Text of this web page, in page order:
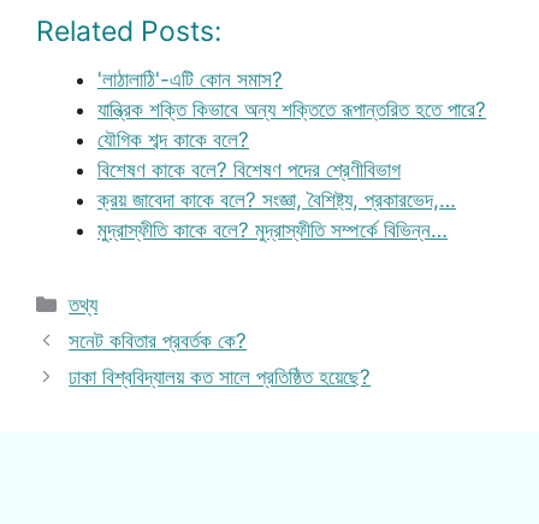
Related Posts:
'লাঠালাঠি'-এটি কোন সমাস?
যান্ত্রিক শক্তি কিভাবে অন্য শক্তিতে রূপান্তরিত হতে পারে?
যৌগিক শব্দ কাকে বলে?
বিশেষণ কাকে বলে? বিশেষণ পদের শ্রেণীবিভাগ
ক্রয় জাবেদা কাকে বলে? সংজ্ঞা, বৈশিষ্ট্য, প্রকারভেদ,…
মুদ্রাস্ফীতি কাকে বলে? মুদ্রাস্ফীতি সম্পর্কে বিভিন্ন…
Categories
তথ্য
সনেট কবিতার প্রবর্তক কে?
ঢাকা বিশ্ববিদ্যালয় কত সালে প্রতিষ্ঠিত হয়েছে?